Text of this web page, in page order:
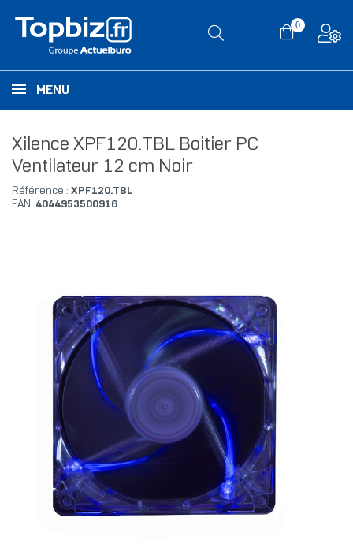
0
MENU
Xilence XPF120.TBL Boitier PC
Ventilateur 12 cm Noir
Référence : XPF120.TBL
EAN: 4044953500916